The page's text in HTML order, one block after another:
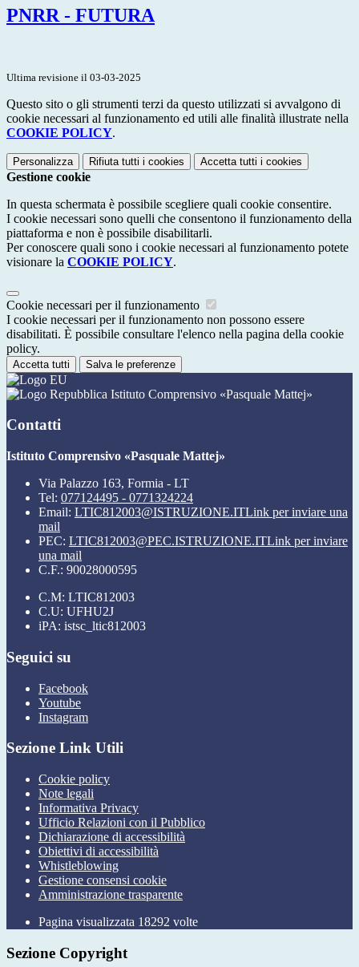
PNRR - FUTURA
Ultima revisione il 03-03-2025
Questo sito o gli strumenti terzi da questo utilizzati si avvalgono di
cookie necessari al funzionamento ed utili alle finalità illustrate nella
COOKIE POLICY.
Personalizza Rifiuta tutti i cookies Accetta tutti i cookies
Gestione cookie
In questa schermata è possibile scegliere quali cookie consentire.
I cookie necessari sono quelli che consentono il funzionamento della
piattaforma e non è possibile disabilitarli.
Per conoscere quali sono i cookie necessari al funzionamento potete
visionare la COOKIE POLICY.
Cookie necessari per il funzionamento
I cookie necessari per il funzionamento non possono essere
disabilitati. È possibile consultare l'elenco nella pagina della cookie
policy.
Accetta tutti Salva le preferenze
Istituto Comprensivo «Pasquale Mattej»
Contatti
Istituto Comprensivo «Pasquale Mattej»
Via Palazzo 163, Formia - LT
Tel: 077124495 - 0771324224
Email: LTIC812003@ISTRUZIONE.ITLink per inviare una
mail
PEC: LTIC812003@PEC.ISTRUZIONE.ITLink per inviare
una mail
C.F.: 90028000595
C.M: LTIC812003
C.U: UFHU2J
iPA: istsc_ltic812003
Seguici su
Facebook
Youtube
Instagram
Sezione Link Utili
Cookie policy
Note legali
Informativa Privacy
Ufficio Relazioni con il Pubblico
Dichiarazione di accessibilità
Obiettivi di accessibilità
Whistleblowing
Gestione consensi cookie
Amministrazione trasparente
Pagina visualizzata 18292 volte
Sezione Copyright